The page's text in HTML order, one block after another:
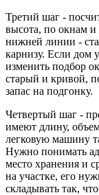
Третий шаг -
высота, по окнам
нижней линии -
карнизу. Если дом
изменить подбор
старый и кривой,
запас на подгонку.
Четвертый шаг -
имеют длину,
легковую машину
Нужно понимать
место хранения и
на участке, его
складывать так,